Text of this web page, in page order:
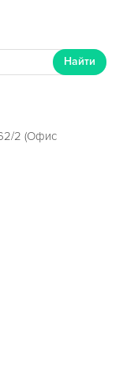
Найти
2 (Офис